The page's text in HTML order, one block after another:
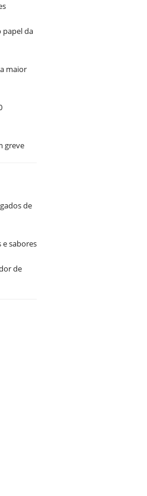
papel da
maior
greve
de
e sabores
de